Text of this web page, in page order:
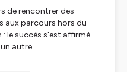
de rencontrer des
aux parcours hors du
le succès s'est affirmé
autre.